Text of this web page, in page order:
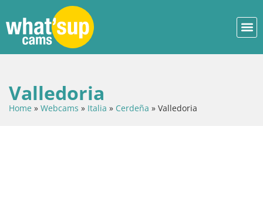
Valledoria
Home » Webcams » Italia » Cerdeña » Valledoria